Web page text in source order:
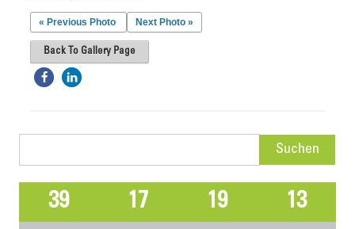
« Previous Photo Next Photo »
Back To Gallery Page
39 17 19 13